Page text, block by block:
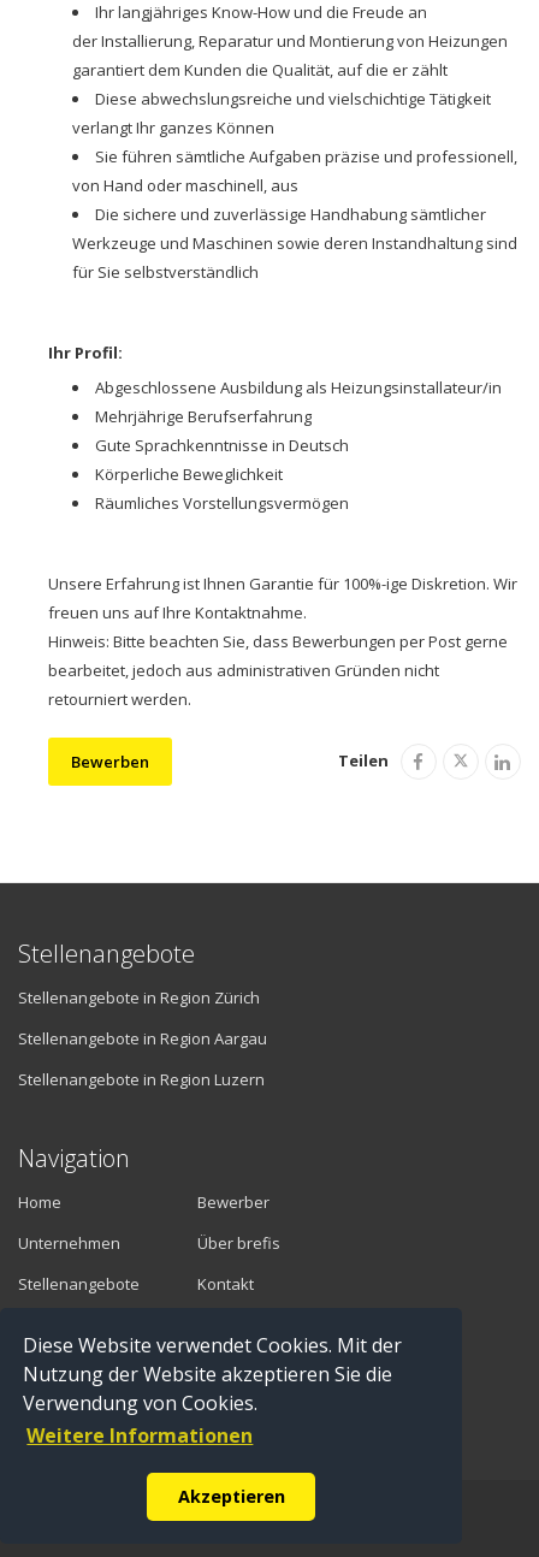
Diese Website verwendet Cookies. Mit der
Nutzung der Website akzeptieren Sie die
Verwendung von Cookies.
Weitere Informationen
Akzeptieren
Ihr langjähriges Know-How und die Freude an
der Installierung, Reparatur und Montierung von Heizungen
garantiert dem Kunden die Qualität, auf die er zählt
Diese abwechslungsreiche und vielschichtige Tätigkeit
verlangt Ihr ganzes Können
Sie führen sämtliche Aufgaben präzise und professionell,
von Hand oder maschinell, aus
Die sichere und zuverlässige Handhabung sämtlicher
Werkzeuge und Maschinen sowie deren Instandhaltung sind
für Sie selbstverständlich
Ihr Profil:
Abgeschlossene Ausbildung als Heizungsinstallateur/in
Mehrjährige Berufserfahrung
Gute Sprachkenntnisse in Deutsch
Körperliche Beweglichkeit
Räumliches Vorstellungsvermögen
Unsere Erfahrung ist Ihnen Garantie für 100%-ige Diskretion. Wir
freuen uns auf Ihre Kontaktnahme.
Hinweis: Bitte beachten Sie, dass Bewerbungen per Post gerne
bearbeitet, jedoch aus administrativen Gründen nicht
retourniert werden.
Bewerben Teilen
Stellenangebote
Stellenangebote in Region Zürich
Stellenangebote in Region Aargau
Stellenangebote in Region Luzern
Navigation
Home
Unternehmen
Stellenangebote
Bewerber
Über brefis
Kontakt
Vermittler
Anmelden
Registrieren
© Copyright 2016 brefis personal ag - 6300 Zug |